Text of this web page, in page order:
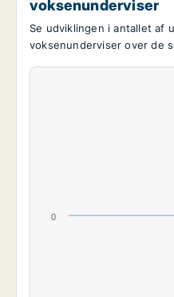
voksenunderviser
Se udviklingen i antallet af
voksenunderviser over de
0